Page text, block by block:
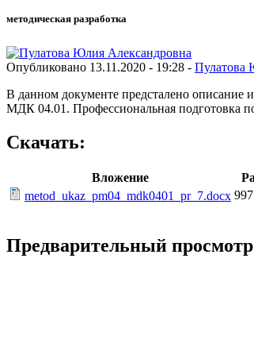
методическая разработка
Опубликовано 13.11.2020 - 19:28 - Пулатова
В данном документе предсталено
МДК 04.01. Профессиональная подготовка
Скачать:
Вложение
metod_ukaz_pm04_mdk0401_pr_7.docx
Предварительный